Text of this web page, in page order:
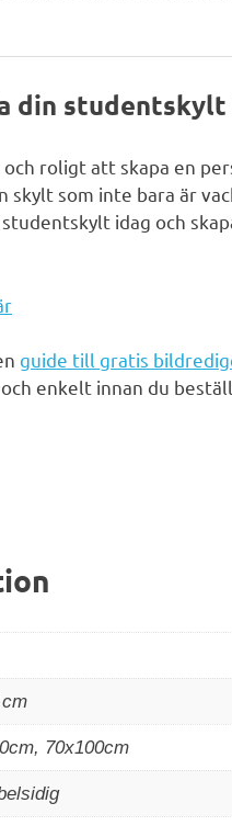
din studentskylt
roligt att skapa en
som inte bara är
idag och
guide till gratis
enkelt innan du
70x100cm